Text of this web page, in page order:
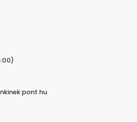
pont hu